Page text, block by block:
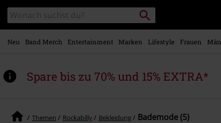
Hauptinhalt
springen
Katalog
durchsuchen
Packstation
suchen
Neu Band Merch Entertainment Marken Lifestyle Frauen
Spare bis zu 70% und 15% EXTRA*
Themen Rockabilly Bekleidung Bademode (5)